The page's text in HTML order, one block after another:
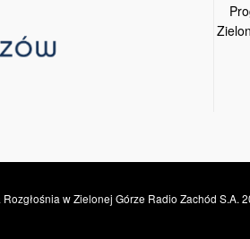
w Zielonej Górze Radio Zachód S.A.